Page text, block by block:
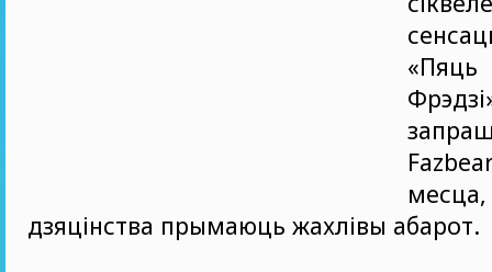
дзяцінства прымаюць жахлівы абарот.